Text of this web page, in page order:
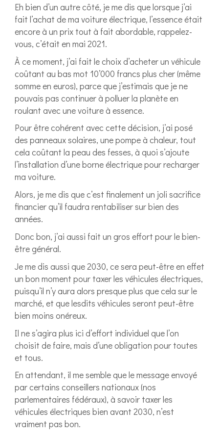
Eh bien d’un autre côté, je me dis que lorsque j’ai
fait l’achat de ma voiture électrique, l’essence était
encore à un prix tout à fait abordable, rappelez-
vous, c’était en mai 2021.
À ce moment, j’ai fait le choix d’acheter un véhicule
coûtant au bas mot 10’000 francs plus cher (même
somme en euros), parce que j’estimais que je ne
pouvais pas continuer à polluer la planète en
roulant avec une voiture à essence.
Pour être cohérent avec cette décision, j’ai posé
des panneaux solaires, une pompe à chaleur, tout
cela coûtant la peau des fesses, à quoi s’ajoute
l’installation d’une borne électrique pour recharger
ma voiture.
Alors, je me dis que c’est finalement un joli sacrifice
financier qu’il faudra rentabiliser sur bien des
années.
Donc bon, j’ai aussi fait un gros effort pour le bien-
être général.
Je me dis aussi que 2030, ce sera peut-être en effet
un bon moment pour taxer les véhicules électriques,
puisqu’il n’y aura alors presque plus que cela sur le
marché, et que lesdits véhicules seront peut-être
bien moins onéreux.
Il ne s’agira plus ici d’effort individuel que l’on
choisit de faire, mais d’une obligation pour toutes
et tous.
En attendant, il me semble que le message envoyé
par certains conseillers nationaux (nos
parlementaires fédéraux), à savoir taxer les
véhicules électriques bien avant 2030, n’est
vraiment pas bon.